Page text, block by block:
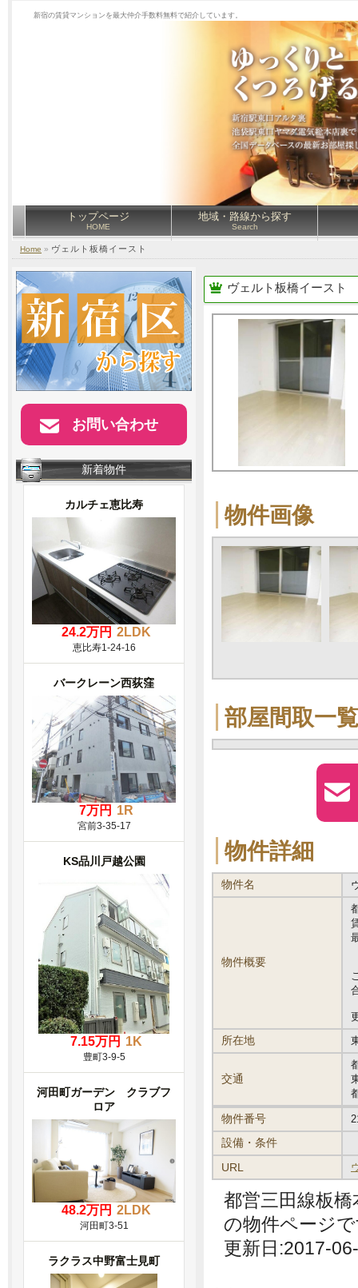
新宿の賃貸マンションを最大仲介手数料無料で紹介しています。
トップページ
HOME
地域・路線から探す
Search
Home » ヴェルト板橋イースト
ヴェルト板橋イースト
物件画像
部屋間取一覧
物件詳細
物件名
物件概要
所在地
交通
物件番号
設備・条件
URL
都営三田線板
の物件ページ
更新日:2017-
お問い合わせ
新着物件
カルチェ恵比寿
24.2万円 2LDK
恵比寿1-24-16
バークレーン西荻窪
7万円 1R
宮前3-35-17
KS品川戸越公園
7.15万円 1K
豊町3-9-5
河田町ガーデン クラブフ
ロア
48.2万円 2LDK
河田町3-51
ラクラス中野富士見町